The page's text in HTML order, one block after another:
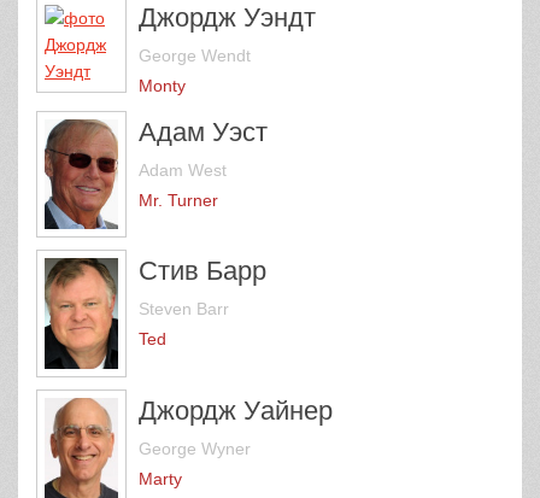
Джордж Уэндт
George Wendt
Monty
Адам Уэст
Adam West
Mr. Turner
Стив Барр
Steven Barr
Ted
Джордж Уайнер
George Wyner
Marty